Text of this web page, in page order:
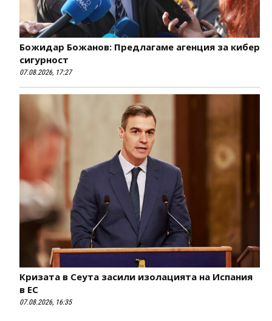
Божидар Божанов: Предлагаме агенция за кибер
сигурност
07.08.2026, 17:27
Кризата в Сеута засили изолацията на Испания
в ЕС
07.08.2026, 16:35